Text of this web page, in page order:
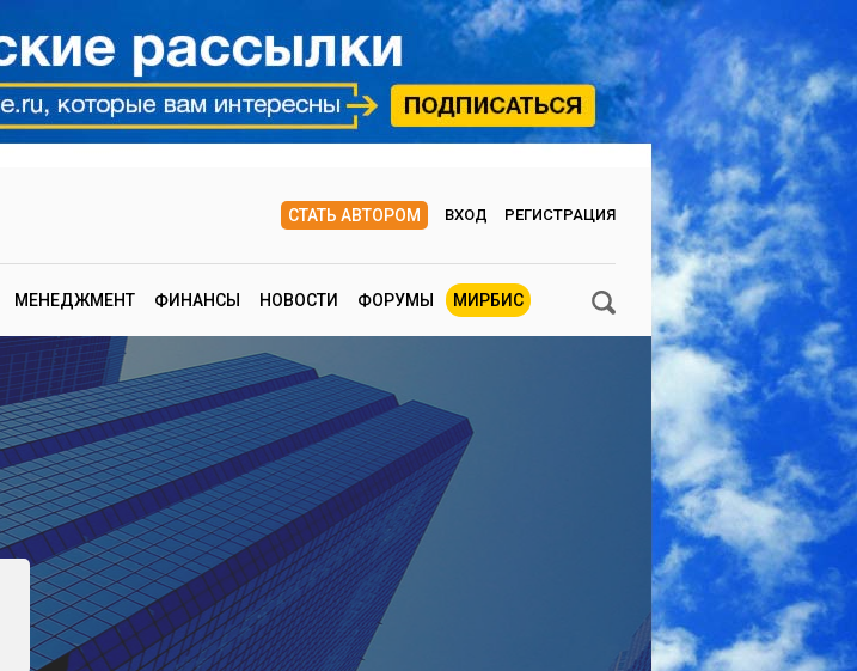
СТАТЬ АВТОРОМ ВХОД РЕГИСТРАЦИЯ
МЕНЕДЖМЕНТ ФИНАНСЫ НОВОСТИ ФОРУМЫ МИРБИС